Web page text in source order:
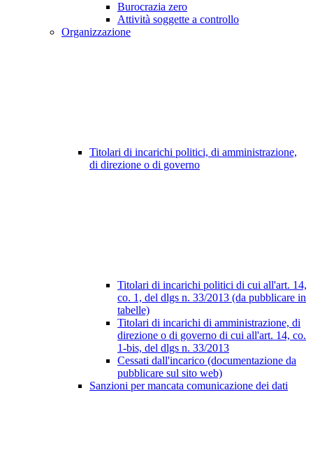
Burocrazia zero
Attività soggette a controllo
Organizzazione
Titolari di incarichi politici, di amministrazione,
di direzione o di governo
Titolari di incarichi politici di cui all'art. 14,
co. 1, del dlgs n. 33/2013 (da pubblicare in
tabelle)
Titolari di incarichi di amministrazione, di
direzione o di governo di cui all'art. 14, co.
1-bis, del dlgs n. 33/2013
Cessati dall'incarico (documentazione da
pubblicare sul sito web)
Sanzioni per mancata comunicazione dei dati